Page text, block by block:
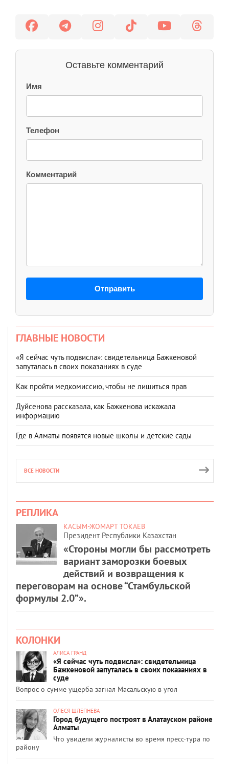
Оставьте комментарий
Имя
Телефон
Комментарий
Отправить
ГЛАВНЫЕ НОВОСТИ
«Я сейчас чуть подвисла»: свидетельница Бажкеновой
запуталась в своих показаниях в суде
Как пройти медкомиссию, чтобы не лишиться прав
Дуйсенова рассказала, как Бажкенова искажала
информацию
Где в Алматы появятся новые школы и детские сады
ВСЕ НОВОСТИ
РЕПЛИКА
КАСЫМ-ЖОМАРТ ТОКАЕВ
Президент Республики Казахстан
«Стороны могли бы рассмотреть
вариант заморозки боевых
действий и возвращения к
переговорам на основе “Стамбульской
формулы 2.0”».
КОЛОНКИ
АЛИСА ГРАНД
«Я сейчас чуть подвисла»: свидетельница
Бажкеновой запуталась в своих показаниях в
суде
Вопрос о сумме ущерба загнал Масальскую в угол
ОЛЕСЯ ШЛЕПНЕВА
Город будущего построят в Алатауском районе
Алматы
Что увидели журналисты во время пресс-тура по
району